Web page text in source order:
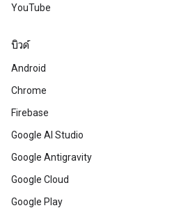
YouTube
บิวด์
Android
Chrome
Firebase
Google AI Studio
Google Antigravity
Google Cloud
Google Play